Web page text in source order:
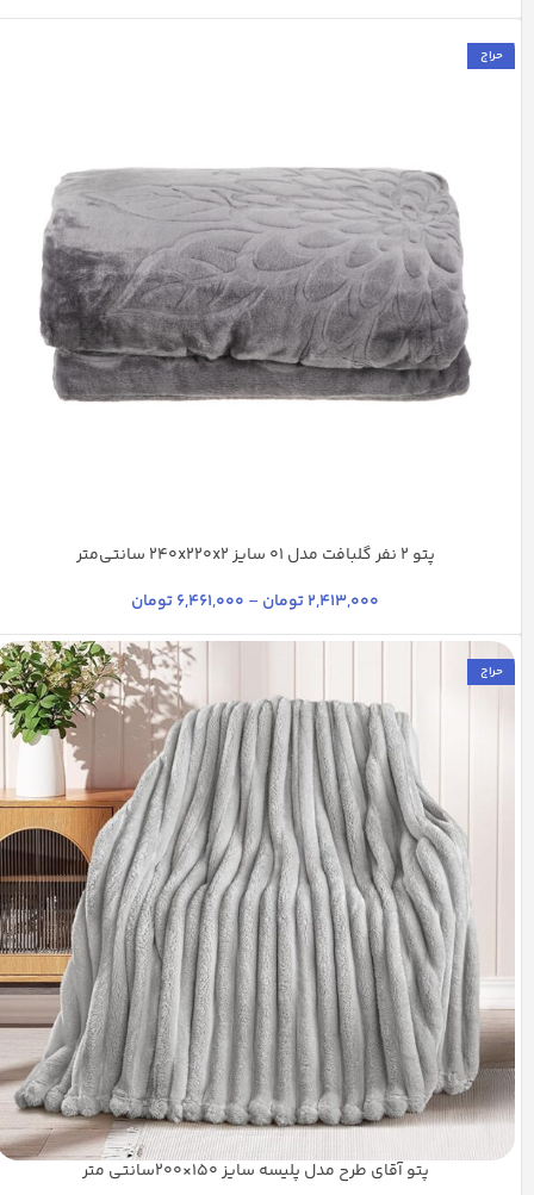
حراج
آبی کاربنیسدری شیری آبی تیره+35
پتو 2 نفر گلبافت مدل 01 سایز 240x220x2 سانتی‌متر
2,413,000تومان –
6,461,000تومان
حراج
آبی تیرهاستخوانیبنفش +16
پتو آقای طرح مدل پلیسه سایز 150×200سانتی متر